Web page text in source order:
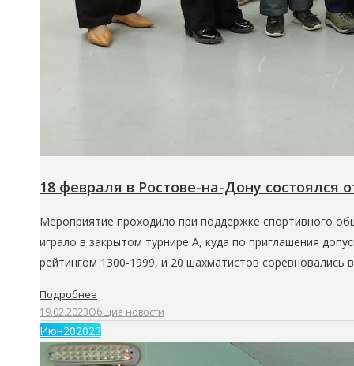
18 февраля в Ростове-на-Дону состоялся
Мероприятие проходило при поддержке спортивного
играло в закрытом турнире А, куда по приглашения
рейтингом 1300-1999, и 20 шахматистов соревновались
Подробнее
19.02.2023Общие новости
Июн202023